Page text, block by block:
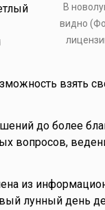
В
видно
взять
до более
вопросов,
из
лунный день